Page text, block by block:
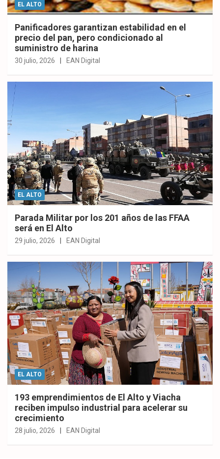
EL ALTO
Panificadores garantizan estabilidad en el
precio del pan, pero condicionado al
suministro de harina
30 julio, 2026 EAN Digital
EL ALTO
Parada Militar por los 201 años de las FFAA
será en El Alto
29 julio, 2026 EAN Digital
EL ALTO
193 emprendimientos de El Alto y Viacha
reciben impulso industrial para acelerar su
crecimiento
28 julio, 2026 EAN Digital